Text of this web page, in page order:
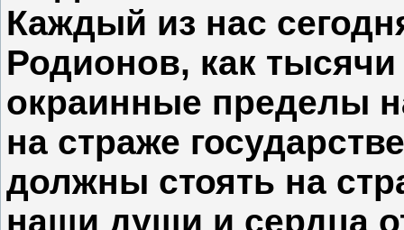
Каждый из нас
Родионов, как
окраинные пределы
на страже
должны стоять на
наши души и сердца